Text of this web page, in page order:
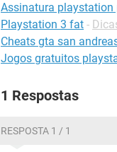
Assinatura playstation
Playstation 3 fat -
Cheats gta san
Jogos gratuitos
1 Respostas
RESPOSTA 1 / 1